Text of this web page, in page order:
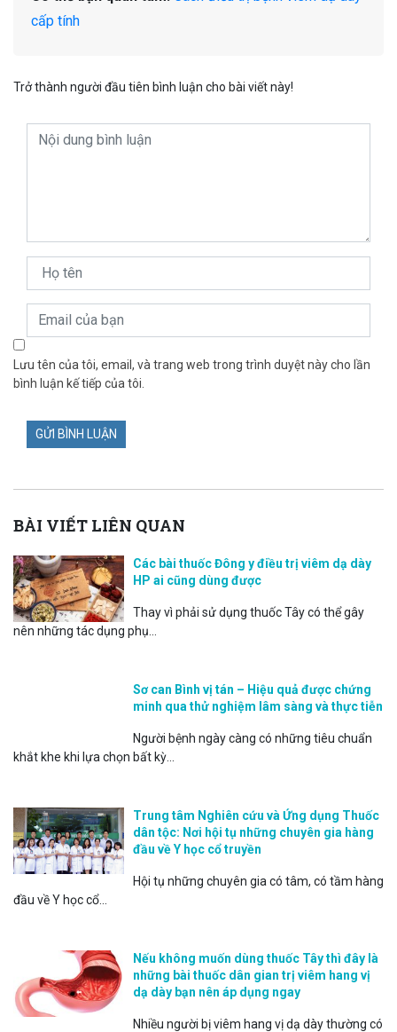
cấp tính
Trở thành người đầu tiên bình luận cho bài viết này!
Lưu tên của tôi, email, và trang web trong trình duyệt này cho lần
bình luận kế tiếp của tôi.
BÀI VIẾT LIÊN QUAN
Các bài thuốc Đông y điều trị viêm dạ dày
HP ai cũng dùng được
Thay vì phải sử dụng thuốc Tây có thể gây
nên những tác dụng phụ...
Sơ can Bình vị tán – Hiệu quả được chứng
minh qua thử nghiệm lâm sàng và thực tiễn
Người bệnh ngày càng có những tiêu chuẩn
khắt khe khi lựa chọn bất kỳ...
Trung tâm Nghiên cứu và Ứng dụng Thuốc
dân tộc: Nơi hội tụ những chuyên gia hàng
đầu về Y học cổ truyền
Hội tụ những chuyên gia có tâm, có tầm hàng
đầu về Y học cổ...
Nếu không muốn dùng thuốc Tây thì đây là
những bài thuốc dân gian trị viêm hang vị
dạ dày bạn nên áp dụng ngay
Nhiều người bị viêm hang vị dạ dày thường có